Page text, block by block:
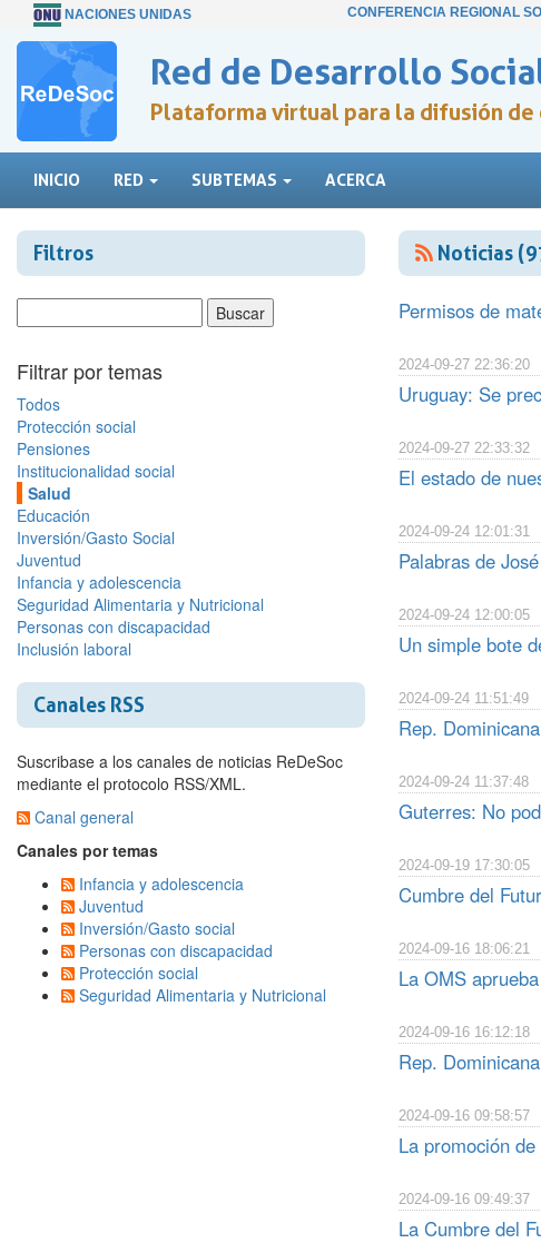
NACIONES UNIDAS CONFERENCIA REGIONAL
Red de Desarrollo
Plataforma virtual para la difusión
INICIO RED SUBTEMAS ACERCA
Filtros
Filtrar por temas
Todos
Protección social
Pensiones
Institucionalidad social
Salud
Educación
Inversión/Gasto Social
Juventud
Infancia y adolescencia
Seguridad Alimentaria y Nutricional
Personas con discapacidad
Inclusión laboral
Canales RSS
Suscribase a los canales de noticias ReDeSoc
mediante el protocolo RSS/XML.
Canal general
Canales por temas
Infancia y adolescencia
Juventud
Inversión/Gasto social
Personas con discapacidad
Protección social
Seguridad Alimentaria y Nutricional
Noticias
Permisos de
2024-09-27 22:36:20
Uruguay: Se
2024-09-27 22:33:32
El estado de
2024-09-24 12:01:31
Palabras de
2024-09-24 12:00:05
Un simple bote
2024-09-24 11:51:49
Rep.
2024-09-24 11:37:48
Guterres: No
2024-09-19 17:30:05
Cumbre del
2024-09-16 18:06:21
La OMS
2024-09-16 16:12:18
Rep.
2024-09-16 09:58:57
La promoción
2024-09-16 09:49:37
La Cumbre del